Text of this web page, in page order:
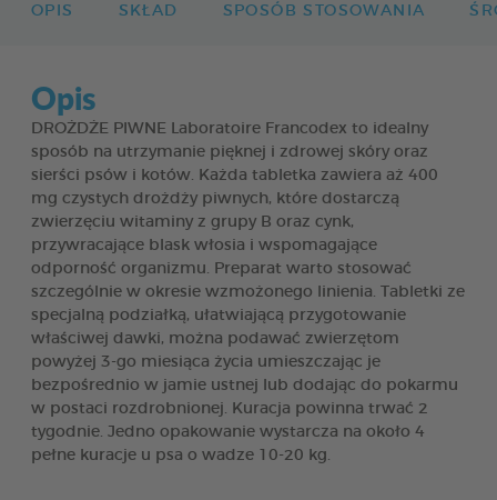
OPIS SKŁAD SPOSÓB STOSOWANIA
Opis
DROŻDŻE PIWNE Laboratoire Francodex to idealny
sposób na utrzymanie pięknej i zdrowej skóry oraz
sierści psów i kotów. Każda tabletka zawiera aż 400
mg czystych drożdży piwnych, które dostarczą
zwierzęciu witaminy z grupy B oraz cynk,
przywracające blask włosia i wspomagające
odporność organizmu. Preparat warto stosować
szczególnie w okresie wzmożonego linienia. Tabletki ze
specjalną podziałką, ułatwiającą przygotowanie
właściwej dawki, można podawać zwierzętom
powyżej 3-go miesiąca życia umieszczając je
bezpośrednio w jamie ustnej lub dodając do pokarmu
w postaci rozdrobnionej. Kuracja powinna trwać 2
tygodnie. Jedno opakowanie wystarcza na około 4
pełne kuracje u psa o wadze 10-20 kg.